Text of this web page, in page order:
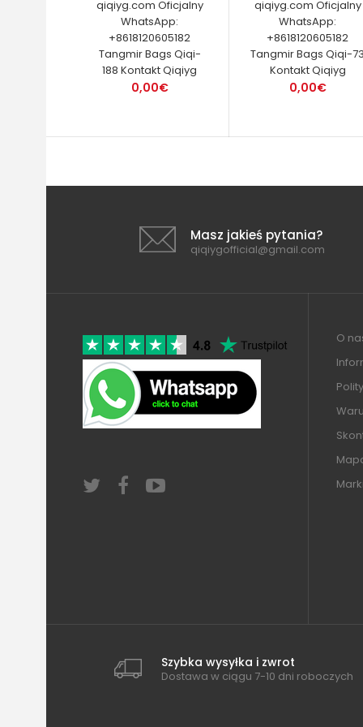
qiqiyg.com Oficjalny
WhatsApp:
+8618120605182
Tangmir Bags Qiqi-
188 Kontakt Qiqiyg
0,00€
qiqiyg.com Oficjalny
WhatsApp:
+8618120605182
Tangmir Bags Qiqi-
Kontakt Qiqiyg
0,00€
Masz jakieś pytania?
qiqiygofficial@gmail.com
O
Szybka wysyłka i zwrot
Dostawa w ciągu 7-10 dni roboczych